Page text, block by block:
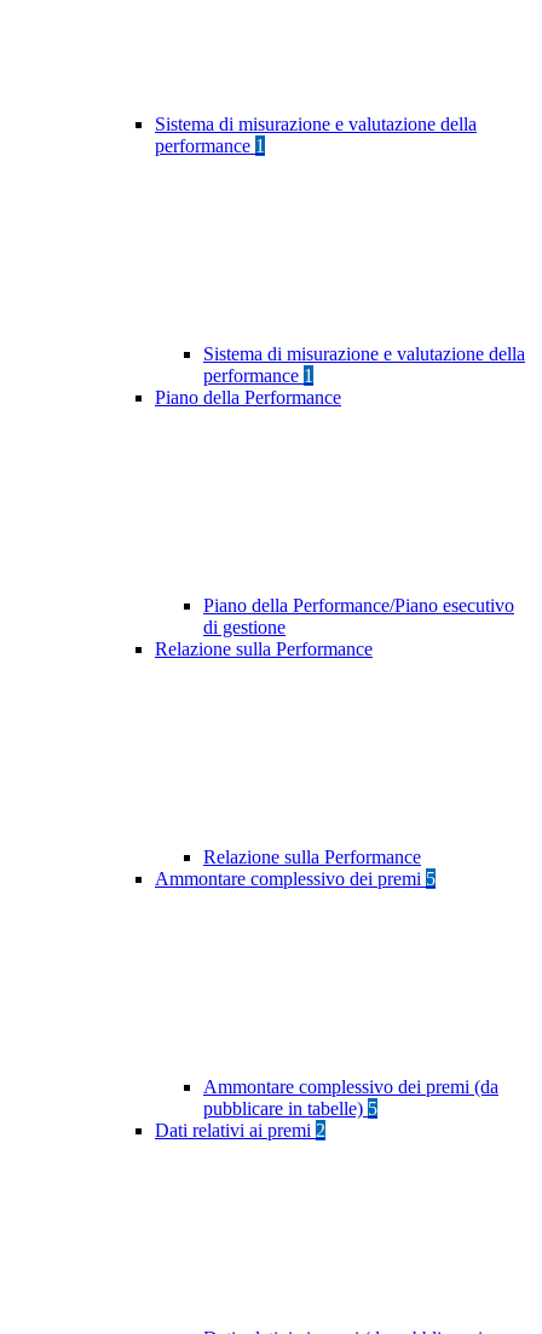
Sistema di misurazione e valutazione della
performance 1
Sistema di misurazione e valutazione della
performance 1
Piano della Performance
Piano della Performance/Piano esecutivo
di gestione
Relazione sulla Performance
Relazione sulla Performance
Ammontare complessivo dei premi 5
Ammontare complessivo dei premi (da
pubblicare in tabelle) 5
Dati relativi ai premi 2